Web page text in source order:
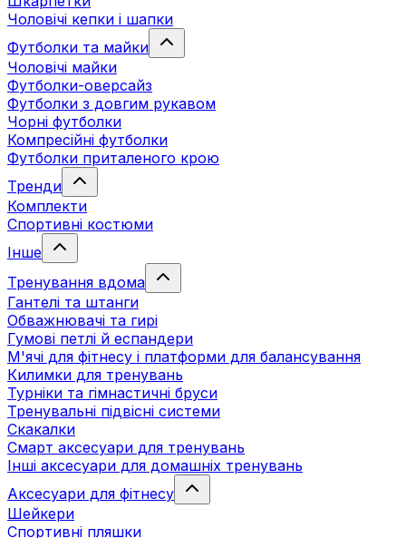
Чоловічі кепки і шапки
Футболки та майки
Чоловічі майки
Футболки-оверсайз
Футболки з довгим рукавом
Чорні футболки
Компресійні футболки
Футболки приталеного крою
Тренди
Комплекти
Спортивні костюми
Інше
Тренування вдома
Гантелі та штанги
Обважнювачі та гирі
Гумові петлі й еспандери
М'ячі для фітнесу і платформи для балансування
Килимки для тренувань
Турніки та гімнастичні бруси
Тренувальні підвісні системи
Скакалки
Смарт аксесуари для тренувань
Інші аксесуари для домашніх тренувань
Аксесуари для фітнесу
Шейкери
Спортивні пляшки